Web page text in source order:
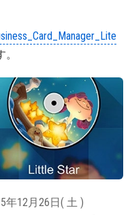
年12月26日( 土 )